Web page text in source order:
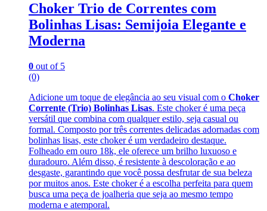
Choker Trio de Correntes com
Bolinhas Lisas: Semijoia Elegante e
Moderna
0 out of 5
(0)
Adicione um toque de elegância ao seu visual com o Choker
Corrente (Trio) Bolinhas Lisas. Este choker é uma peça
versátil que combina com qualquer estilo, seja casual ou
formal. Composto por três correntes delicadas adornadas com
bolinhas lisas, este choker é um verdadeiro destaque.
Folheado em ouro 18k, ele oferece um brilho luxuoso e
duradouro. Além disso, é resistente à descoloração e ao
desgaste, garantindo que você possa desfrutar de sua beleza
por muitos anos. Este choker é a escolha perfeita para quem
busca uma peça de joalheria que seja ao mesmo tempo
moderna e atemporal.